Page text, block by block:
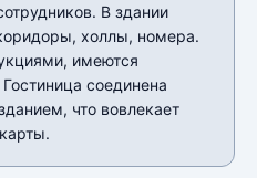
В здании
холлы, номера.
имеются
соединена
что вовлекает